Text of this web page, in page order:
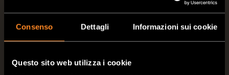
Consenso Dettagli Informazioni sui cookie
Questo sito web utilizza i cookie
Wohnwagen Becker
GmbH & Co. KG
Partner di assistenza